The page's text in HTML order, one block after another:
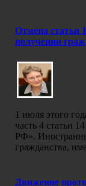
Отмена статьи
получении
1 июля этого
часть 4 статьи
РФ».
гражданства,
Движение